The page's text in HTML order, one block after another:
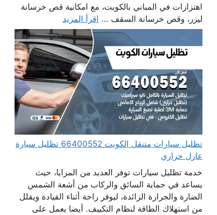
اهتزازات في المباني بالكويت، مع امكانية قص خرسانة
ليزر، وقص خرسانة السقف ... اقرأ المزيد
تظليل سيارات متنقل الكويت 66400552 تظليل سيارة
عازل حراري
خدمة تظليل سيارات توفر العديد من المزايا، حيث
يساعد في حماية السائق والركاب من أشعة الشمس
الضارة والحرارة الزائدة، ليوفر راحة أثناء القيادة ويقلل
من استهلاك الطاقة لنظام التكييف. أيضا يعمل على